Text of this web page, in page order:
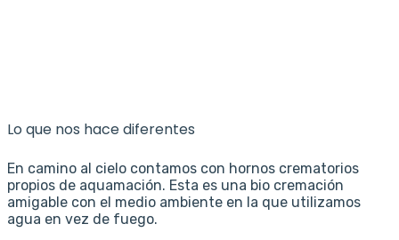
Lo que nos hace diferentes
En camino al cielo contamos con hornos crematorios
propios de aquamación. Esta es una bio cremación
amigable con el medio ambiente en la que utilizamos
agua en vez de fuego.